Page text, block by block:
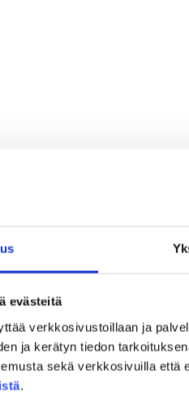
evästeitä
verkkosivustoillaan ja
ja kerätyn tiedon
sekä verkkosivuilla että
.